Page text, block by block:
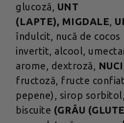
glucoză, UNT
(LAPTE), MIGDALE,
îndulcit, nucă de
invertit, alcool,
arome, dextroză,
fructoză, fructe
pepene), sirop
biscuite (GRÂU